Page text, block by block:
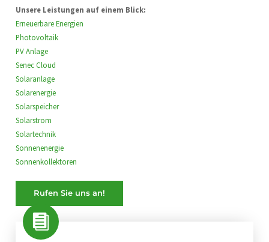
Unsere Leistungen auf einem Blick:
Erneuerbare Energien
Photovoltaik
PV Anlage
Senec Cloud
Solaranlage
Solarenergie
Solarspeicher
Solarstrom
Solartechnik
Sonnenenergie
Sonnenkollektoren
Rufen Sie uns an!